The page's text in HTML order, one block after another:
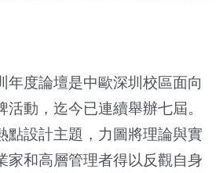
年度論壇是中歐深圳校區面向
動，迄今已連續舉辦七屆。
點設計主題，力圖將理論與實
家和高層管理者得以反觀自身